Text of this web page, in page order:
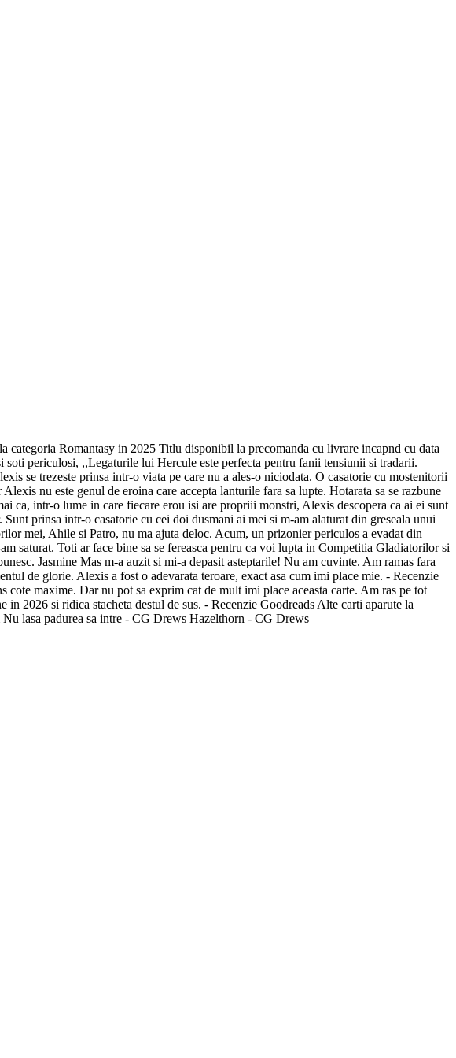
Romantasy in 2025 Titlu disponibil la precomanda cu livrare incapnd cu data
periculosi, ,,Legaturile lui Hercule este perfecta pentru fanii tensiunii si tradarii.
se trezeste prinsa intr-o viata pe care nu a ales-o niciodata. O casatorie cu mostenitorii
nu este genul de eroina care accepta lanturile fara sa lupte. Hotarata sa se razbune
ca, intr-o lume in care fiecare erou isi are propriii monstri, Alexis descopera ca ai ei sunt
prinsa intr-o casatorie cu cei doi dusmani ai mei si m-am alaturat din greseala unui
mei, Ahile si Patro, nu ma ajuta deloc. Acum, un prizonier periculos a evadat din
saturat. Toti ar face bine sa se fereasca pentru ca voi lupta in Competitia Gladiatorilor si
Jasmine Mas m-a auzit si mi-a depasit asteptarile! Nu am cuvinte. Am ramas fara
de glorie. Alexis a fost o adevarata teroare, exact asa cum imi place mie. - Recenzie
maxime. Dar nu pot sa exprim cat de mult imi place aceasta carte. Am ras pe tot
2026 si ridica stacheta destul de sus. - Recenzie Goodreads Alte carti aparute la
lasa padurea sa intre - CG Drews Hazelthorn - CG Drews